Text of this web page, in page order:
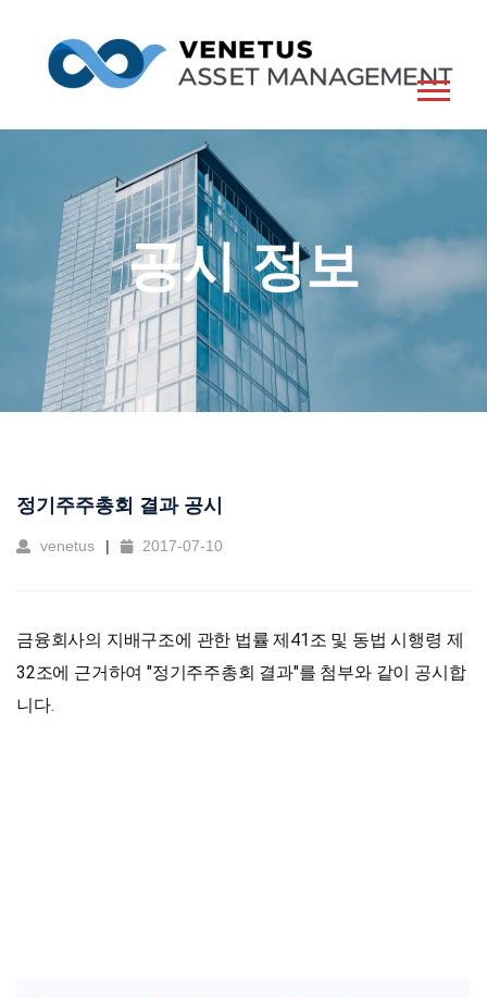
공시 정보
정기주주총회 결과 공시
venetus 2017-07-10
금융회사의 지배구조에 관한 법률 제41조 및 동법 시행령 제
32조에 근거하여 "정기주주총회 결과"를 첨부와 같이 공시합
니다.